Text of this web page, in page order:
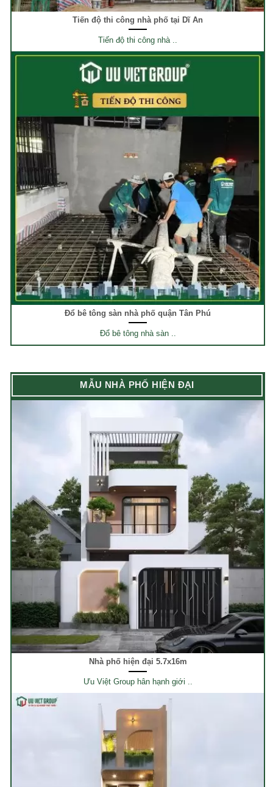
Tiến độ thi công nhà phố tại Dĩ An
Tiến độ thi công nhà ..
Đổ bê tông sàn nhà phố quận Tân Phú
Đổ bê tông nhà sàn ..
MẪU NHÀ PHỐ HIỆN ĐẠI
Nhà phố hiện đại 5.7x16m
Ưu Việt Group hân hạnh giới ..